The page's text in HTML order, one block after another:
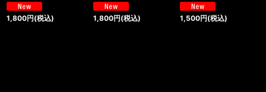
1,800円(税込) 1,800円(税込) 1,500円(税込)